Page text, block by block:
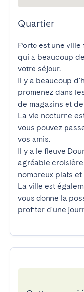
Quartier
Porto est une
qui a beaucoup
votre séjour.
Il y a beaucoup
promenez dans
de magasins et
La vie nocturne
vous pouvez
vos amis.
Il y a le fleuve
agréable
nombreux plats
La ville est
vous donne la
profiter d'une